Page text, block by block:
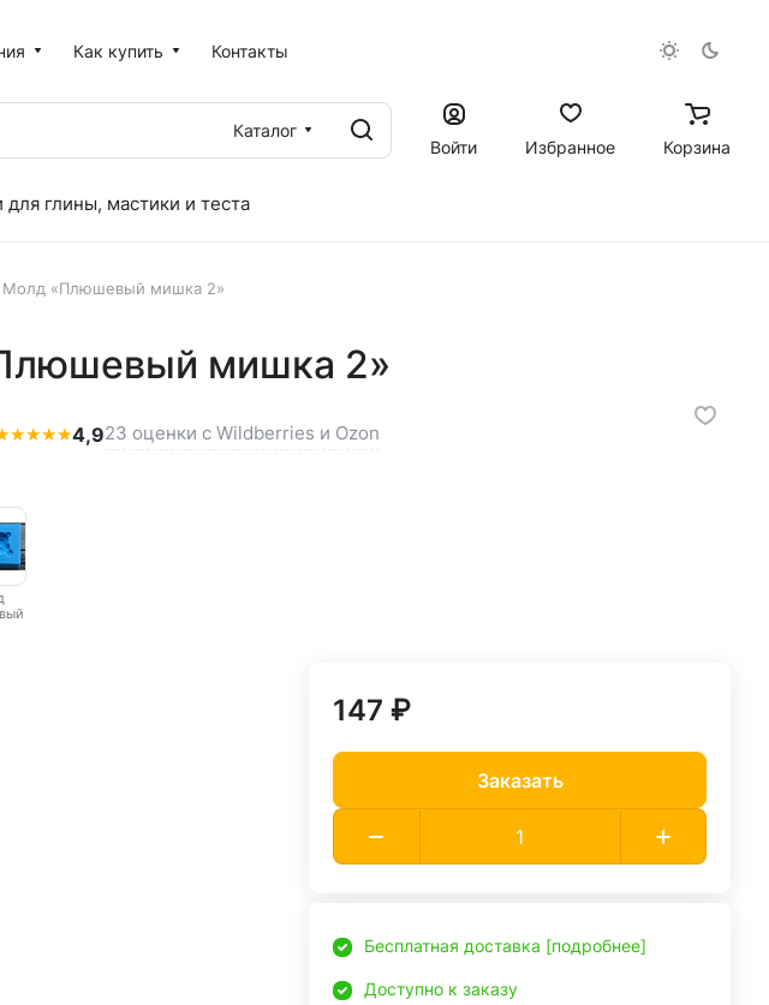
Как купить Контакты
Каталог
Войти
Избранное Корзина
глины, мастики и теста
Молд «Плюшевый мишка 2»
мишка 2»
★★★★4,923 оценки с Wildberries и Ozon
147 ₽
Заказать
Бесплатная доставка [подробнее]
Доступно к заказу